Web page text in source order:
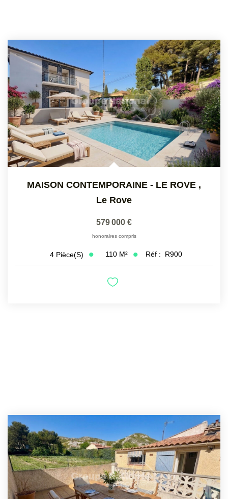
MAISON CONTEMPORAINE - LE ROVE ,
Le Rove
579 000 €
honoraires compris
4 Pièce(s) 110 M² Réf : R900